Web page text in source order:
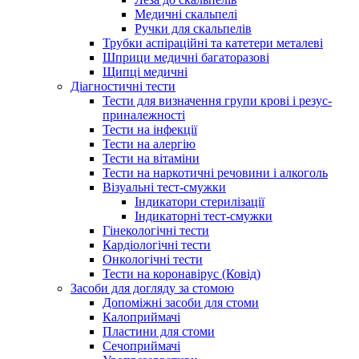
Медичні скальпелі
Ручки для скальпелів
Трубки аспіраційні та катетери металеві
Шприци медичні багаторазові
Щипці медичні
Діагностичні тести
Тести для визначення групи крові і резус-
приналежності
Тести на інфекції
Тести на алергію
Тести на вітаміни
Тести на наркотичні речовини і алкоголь
Візуальні тест-смужки
Індикатори стерилізації
Індикаторні тест-смужки
Гінекологічні тести
Кардіологічні тести
Онкологічні тести
Тести на коронавірус (Ковід)
Засоби для догляду за стомою
Допоміжні засоби для стоми
Калоприймачі
Пластини для стоми
Сечоприймачі